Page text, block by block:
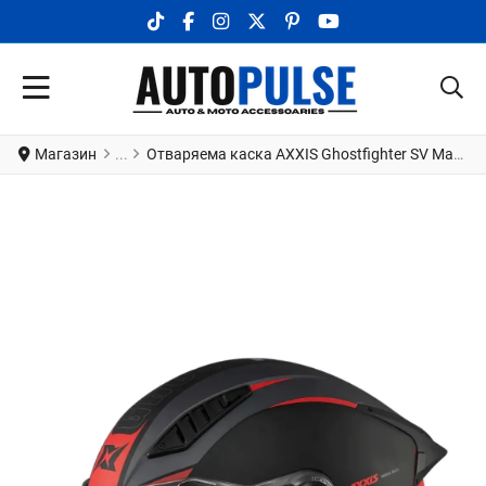
TIKTOK SOCIAL LINK
FACEBOOK SOCIAL LINK
INSTAGRAM SOCIAL LINK
X.COM SOCIAL LINK
PINTEREST SOCIAL LINK
YOUTUBE SOCIAL
Магазин Отваряема каска AXXIS Ghostfighter SV Maniac B5 Matt